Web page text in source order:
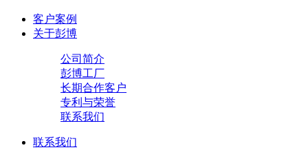
客户案例
关于彭博
公司简介
彭博工厂
长期合作客户
专利与荣誉
联系我们
联系我们